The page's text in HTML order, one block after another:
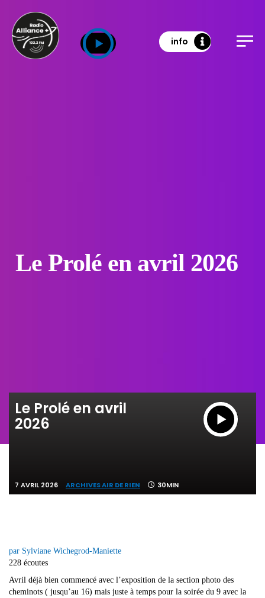
info
Le Prolé en avril 2026
Le Prolé en avril
2026
7 AVRIL 2026 ARCHIVES AIR DE RIEN 30MIN
par Sylviane Wichegrod-Maniette
228 écoutes
Avril déjà bien commencé avec l’exposition de la section photo des
cheminots ( jusqu’au 16) mais juste à temps pour la soirée du 9 avec la